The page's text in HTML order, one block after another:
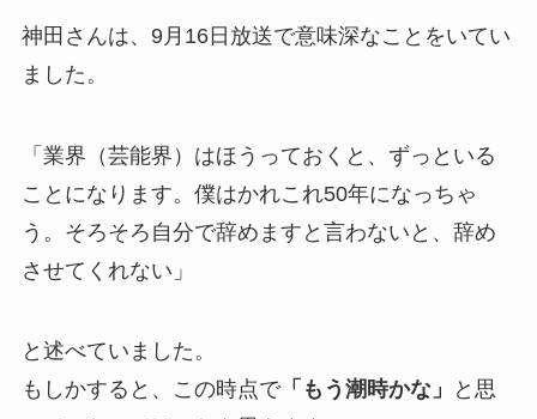
神田さんは、9月16日放送で意味深なことをいてい
ました。
「業界（芸能界）はほうっておくと、ずっといる
ことになります。僕はかれこれ50年になっちゃ
う。そろそろ自分で辞めますと言わないと、辞め
させてくれない」
と述べていました。
もしかすると、この時点で「もう潮時かな」
と思